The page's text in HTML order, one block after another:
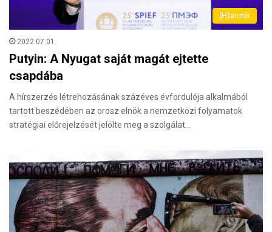
(H)arctér
2022.07.01.
Putyin: A Nyugat saját magát ejtette
csapdába
A hírszerzés létrehozásának százéves évfordulója alkalmából
tartott beszédében az orosz elnök a nemzetközi folyamatok
stratégiai előrejelzését jelölte meg a szolgálat…